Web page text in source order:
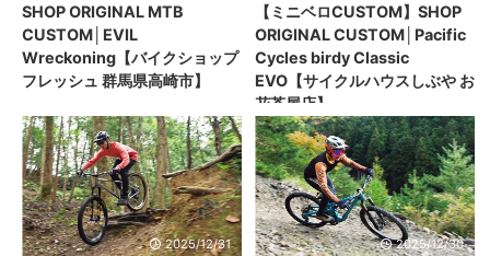
SHOP ORIGINAL MTB
CUSTOM│EVIL
Wreckoning【バイクショップ
フレッシュ 群馬県高崎市】
【ミニベロCUSTOM】SHOP
ORIGINAL CUSTOM│Pacific
Cycles birdy Classic
EVO【サイクルハウスしぶや お
花茶屋店】
2025/12/31 2025/12/30